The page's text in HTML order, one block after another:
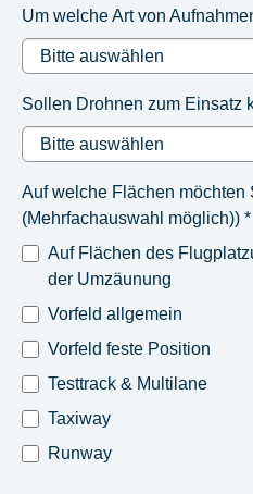
Um welche Art von
Sollen Drohnen zum Einsatz
Auf welche Flächen möchten
(Mehrfachauswahl möglich)) *
Auf Flächen des
der Umzäunung
Vorfeld allgemein
Vorfeld feste Position
Testtrack & Multilane
Taxiway
Runway